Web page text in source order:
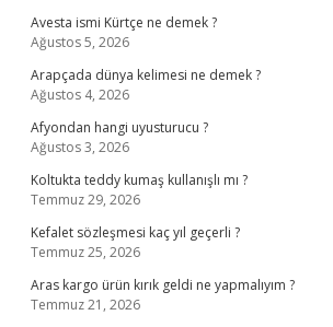
Avesta ismi Kürtçe ne demek ?
Ağustos 5, 2026
Arapçada dünya kelimesi ne demek ?
Ağustos 4, 2026
Afyondan hangi uyusturucu ?
Ağustos 3, 2026
Koltukta teddy kumaş kullanışlı mı ?
Temmuz 29, 2026
Kefalet sözleşmesi kaç yıl geçerli ?
Temmuz 25, 2026
Aras kargo ürün kırık geldi ne yapmalıyım ?
Temmuz 21, 2026